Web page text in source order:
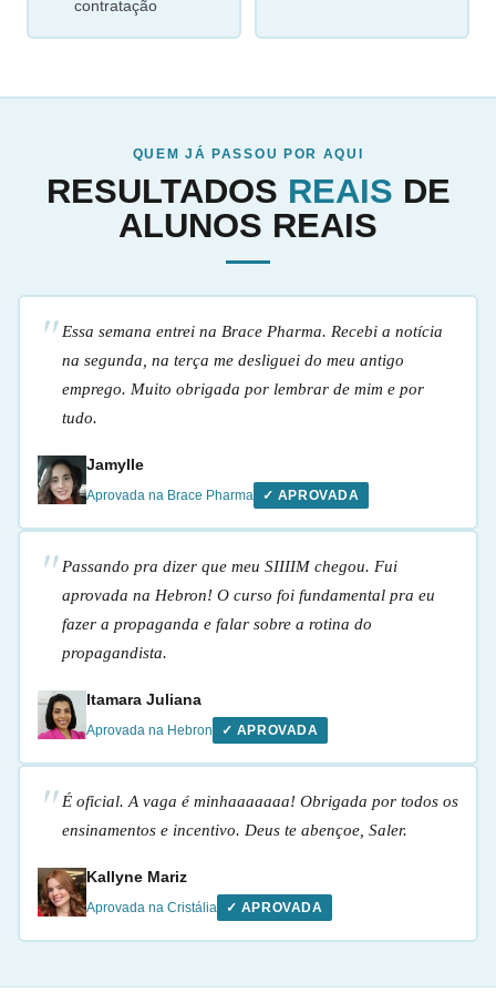
contratação
QUEM JÁ PASSOU POR AQUI
RESULTADOS REAIS DE
ALUNOS REAIS
Essa semana entrei na Brace Pharma. Recebi a notícia
na segunda, na terça me desliguei do meu antigo
emprego. Muito obrigada por lembrar de mim e por
tudo.
Jamylle
Aprovada na Brace Pharma ✓ APROVADA
Passando pra dizer que meu SIIIIM chegou. Fui
aprovada na Hebron! O curso foi fundamental pra eu
fazer a propaganda e falar sobre a rotina do
propagandista.
Itamara Juliana
Aprovada na Hebron ✓ APROVADA
É oficial. A vaga é minhaaaaaaa! Obrigada por todos os
ensinamentos e incentivo. Deus te abençoe, Saler.
Kallyne Mariz
Aprovada na Cristália ✓ APROVADA